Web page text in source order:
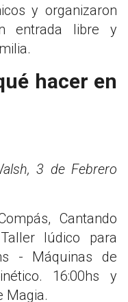
y organizaron
entrada libre y
hacer en
3 de Febrero
Cantando
lúdico para
- Máquinas de
16:00hs y
Magia.